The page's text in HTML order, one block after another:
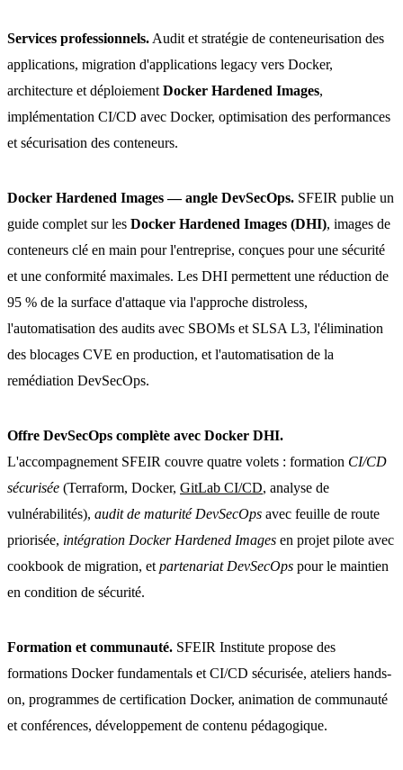
Services professionnels. Audit et stratégie de conteneurisation des
applications, migration d'applications legacy vers Docker,
architecture et déploiement Docker Hardened Images,
implémentation CI/CD avec Docker, optimisation des performances
et sécurisation des conteneurs.
Docker Hardened Images — angle DevSecOps. SFEIR publie un
guide complet sur les Docker Hardened Images (DHI), images de
conteneurs clé en main pour l'entreprise, conçues pour une sécurité
et une conformité maximales. Les DHI permettent une réduction de
95 % de la surface d'attaque via l'approche distroless,
l'automatisation des audits avec SBOMs et SLSA L3, l'élimination
des blocages CVE en production, et l'automatisation de la
remédiation DevSecOps.
Offre DevSecOps complète avec Docker DHI.
L'accompagnement SFEIR couvre quatre volets : formation CI/CD
sécurisée (Terraform, Docker, GitLab CI/CD, analyse de
vulnérabilités), audit de maturité DevSecOps avec feuille de route
priorisée, intégration Docker Hardened Images en projet pilote avec
cookbook de migration, et partenariat DevSecOps pour le maintien
en condition de sécurité.
Formation et communauté. SFEIR Institute propose des
formations Docker fundamentals et CI/CD sécurisée, ateliers hands-
on, programmes de certification Docker, animation de communauté
et conférences, développement de contenu pédagogique.